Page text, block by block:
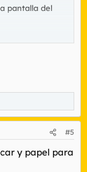
pantalla del
sobre la de
catres de la #5
y papel para